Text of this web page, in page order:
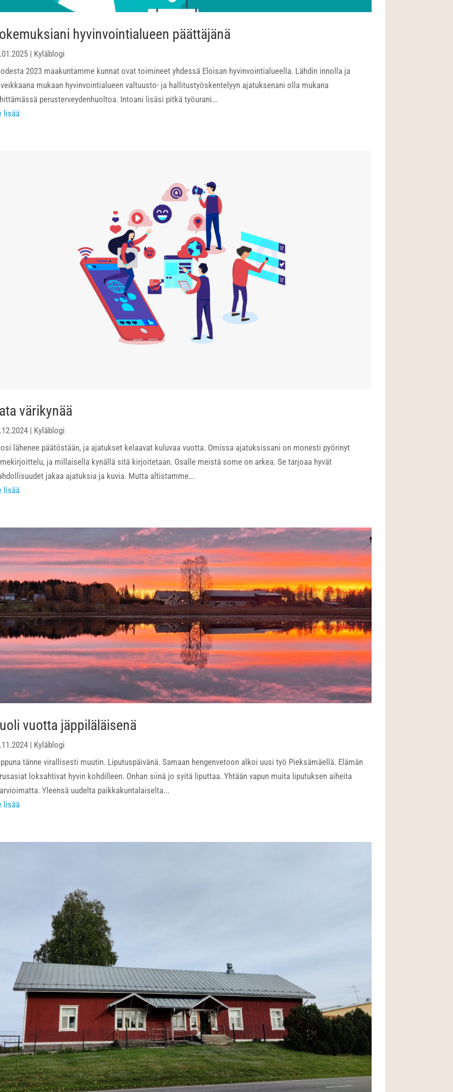
hyvinvointialueen päättäjänä
| Kyläblogi
2023 maakuntamme kunnat ovat toimineet yhdessä Eloisan hyvinvointialueella. Lähdin innolla ja
mukaan hyvinvointialueen valtuusto- ja hallitustyöskentelyyn ajatuksenani olla mukana
perusterveydenhuoltoa. Intoani lisäsi pitkä työurani...
lisää
värikynää
| Kyläblogi
lähenee päätöstään, ja ajatukset kelaavat kuluvaa vuotta. Omissa ajatuksissani on monesti pyörinyt
ja millaisella kynällä sitä kirjoitetaan. Osalle meistä some on arkea. Se tarjoaa hyvät
jakaa ajatuksia ja kuvia. Mutta altistamme...
lisää
vuotta jäppiläläisenä
| Kyläblogi
tänne virallisesti muutin. Liputuspäivänä. Samaan hengenvetoon alkoi uusi työ Pieksämäellä. Elämän
loksahtivat hyvin kohdilleen. Onhan siinä jo syitä liputtaa. Yhtään vapun muita liputuksen aiheita
Yleensä uudelta paikkakuntalaiselta...
lisää